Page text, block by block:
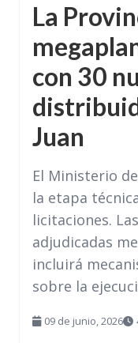
La
con 30
Juan
El Ministerio
la etapa
licitaciones.
adjudicadas
incluirá
sobre la
09 de junio, 2026